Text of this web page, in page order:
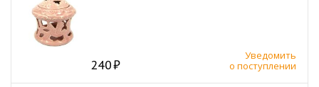
240
Уведомить
о поступлении